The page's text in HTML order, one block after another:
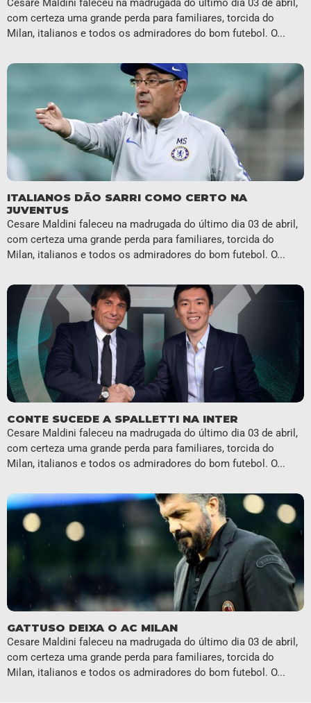
Cesare Maldini faleceu na madrugada do último dia 03 de abril,
com certeza uma grande perda para familiares, torcida do
Milan, italianos e todos os admiradores do bom futebol. O...
ITALIANOS DÃO SARRI COMO CERTO NA
JUVENTUS
Cesare Maldini faleceu na madrugada do último dia 03 de abril,
com certeza uma grande perda para familiares, torcida do
Milan, italianos e todos os admiradores do bom futebol. O...
CONTE SUCEDE A SPALLETTI NA INTER
Cesare Maldini faleceu na madrugada do último dia 03 de abril,
com certeza uma grande perda para familiares, torcida do
Milan, italianos e todos os admiradores do bom futebol. O...
GATTUSO DEIXA O AC MILAN
Cesare Maldini faleceu na madrugada do último dia 03 de abril,
com certeza uma grande perda para familiares, torcida do
Milan, italianos e todos os admiradores do bom futebol. O...